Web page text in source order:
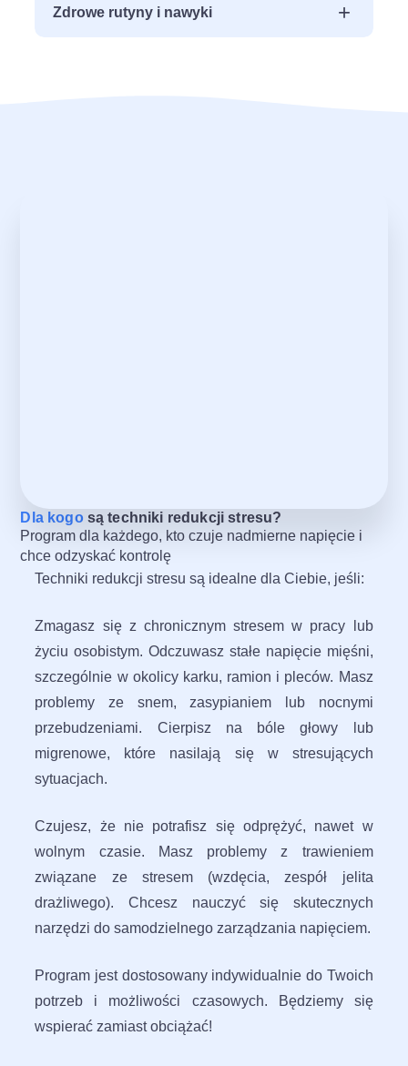
Zdrowe rutyny i nawyki +
Dla kogo są techniki redukcji stresu?
Program dla każdego, kto czuje nadmierne napięcie i
chce odzyskać kontrolę
Techniki redukcji stresu są idealne dla Ciebie, jeśli:
Zmagasz się z chronicznym stresem w pracy lub
życiu osobistym. Odczuwasz stałe napięcie mięśni,
szczególnie w okolicy karku, ramion i pleców. Masz
problemy ze snem, zasypianiem lub nocnymi
przebudzeniami. Cierpisz na bóle głowy lub
migrenowe, które nasilają się w stresujących
sytuacjach.
Czujesz, że nie potrafisz się odprężyć, nawet w
wolnym czasie. Masz problemy z trawieniem
związane ze stresem (wzdęcia, zespół jelita
drażliwego). Chcesz nauczyć się skutecznych
narzędzi do samodzielnego zarządzania napięciem.
Program jest dostosowany indywidualnie do Twoich
potrzeb i możliwości czasowych. Będziemy się
wspierać zamiast obciążać!